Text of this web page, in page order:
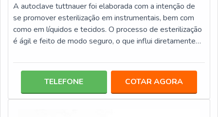
A autoclave tuttnauer foi elaborada com a intenção de
se promover esterilização em instrumentais, bem com
como em líquidos e tecidos. O processo de esterilização
é ágil e feito de modo seguro, o que influi diretamente
precisão de um encanamento especial ou mesmo uma
instalada.INFORMAÇÕES RELEVANTES ACERCA DA
AUTOCLAVE Conta com uma função de escape rápido, o
TELEFONE COTAR AGORA